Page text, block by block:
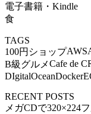
電子書籍・Kindle
食
TAGS
100円ショップAWS
B級グルメCafe de
DIgitalOceanDocker
RECENT POSTS
メガCDで320×224